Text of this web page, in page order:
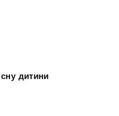
дитини